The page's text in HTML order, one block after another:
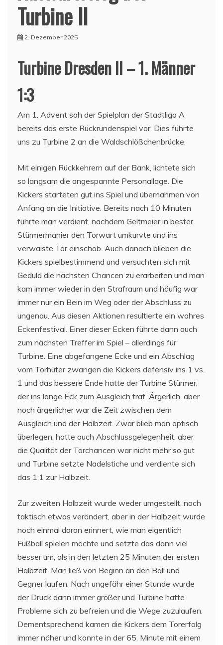
Turbine II
2. Dezember 2025
Turbine Dresden II – 1. Männer
1:3
Am 1. Advent sah der Spielplan der Stadtliga A
bereits das erste Rückrundenspiel vor. Dies führte
uns zu Turbine 2 an die Waldschlößchenbrücke.
Mit einigen Rückkehrern auf der Bank, lichtete sich
so langsam die angespannte Personallage. Die
Kickers starteten gut ins Spiel und übernahmen von
Anfang an die Initiative. Bereits nach 10 Minuten
führte man verdient, nachdem Geltmeier in bester
Stürmermanier den Torwart umkurvte und ins
verwaiste Tor einschob. Auch danach blieben die
Kickers spielbestimmend und versuchten sich mit
Geduld die nächsten Chancen zu erarbeiten und man
kam immer wieder in den Strafraum und häufig war
immer nur ein Bein im Weg oder der Abschluss zu
ungenau. Aus diesen Aktionen resultierte ein wahres
Eckenfestival. Einer dieser Ecken führte dann auch
zum nächsten Treffer im Spiel – allerdings für
Turbine. Eine abgefangene Ecke und ein Abschlag
vom Torhüter zwangen die Kickers defensiv ins 1 vs.
1 und das bessere Ende hatte der Turbine Stürmer,
der ins lange Eck zum Ausgleich traf. Ärgerlich, aber
noch ärgerlicher war die Zeit zwischen dem
Ausgleich und der Halbzeit. Zwar blieb man optisch
überlegen, hatte auch Abschlussgelegenheit, aber
die Qualität der Torchancen war nicht mehr so gut
und Turbine setzte Nadelstiche und verdiente sich
das 1:1 zur Halbzeit.
Zur zweiten Halbzeit wurde weder umgestellt, noch
taktisch etwas verändert, aber in der Halbzeit wurde
noch einmal daran erinnert, wie man eigentlich
Fußball spielen möchte und setzte das dann viel
besser um, als in den letzten 25 Minuten der ersten
Halbzeit. Man ließ von Beginn an den Ball und
Gegner laufen. Nach ungefähr einer Stunde wurde
der Druck dann immer größer und Turbine hatte
Probleme sich zu befreien und die Wege zuzulaufen.
Dementsprechend kamen die Kickers dem Torerfolg
immer näher und konnte in der 65. Minute mit einem